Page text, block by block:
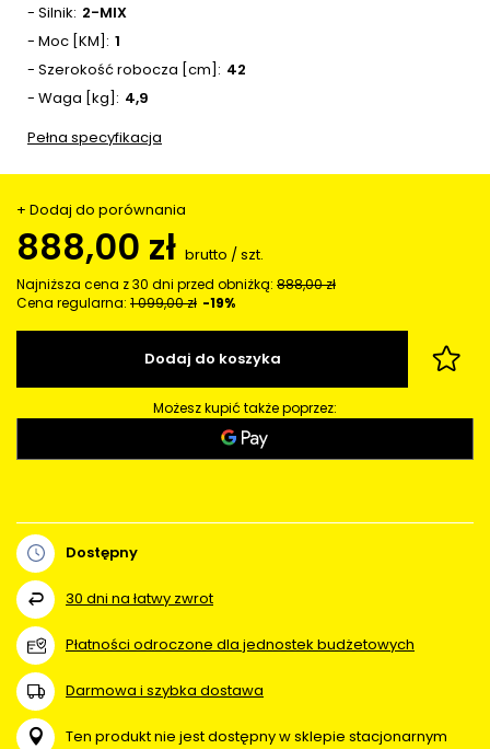
- Silnik 2-MIX
- Moc [KM] 1
- Szerokość robocza [cm]
42
- Waga [kg]
4,9
Pełna specyfikacja
+ Dodaj do porównania
888,00 zł brutto /szt.
Najniższa cena z 30 dni przed obniżką: 888,00 zł
Cena regularna: 1 099,00 zł -19%
Dodaj do koszyka
Możesz kupić także poprzez:
Dostępny
30 dni na łatwy zwrot
Płatności odroczone dla jednostek budżetowych
Darmowa i szybka dostawa
Ten produkt nie jest dostępny w sklepie stacjonarnym